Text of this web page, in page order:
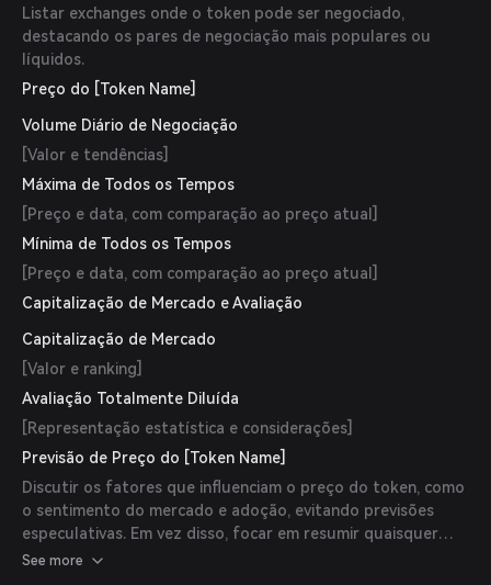
Listar exchanges onde o token pode ser negociado,
destacando os pares de negociação mais populares ou
líquidos.
Preço do [Token Name]
Volume Diário de Negociação
[Valor e tendências]
Máxima de Todos os Tempos
[Preço e data, com comparação ao preço atual]
Mínima de Todos os Tempos
[Preço e data, com comparação ao preço atual]
Capitalização de Mercado e Avaliação
Capitalização de Mercado
[Valor e ranking]
Avaliação Totalmente Diluída
[Representação estatística e considerações]
Previsão de Preço do [Token Name]
Discutir os fatores que influenciam o preço do token, como
o sentimento do mercado e adoção, evitando previsões
especulativas. Em vez disso, focar em resumir quaisquer
insights confiáveis de fontes respeitáveis, mídia ou análises
See more